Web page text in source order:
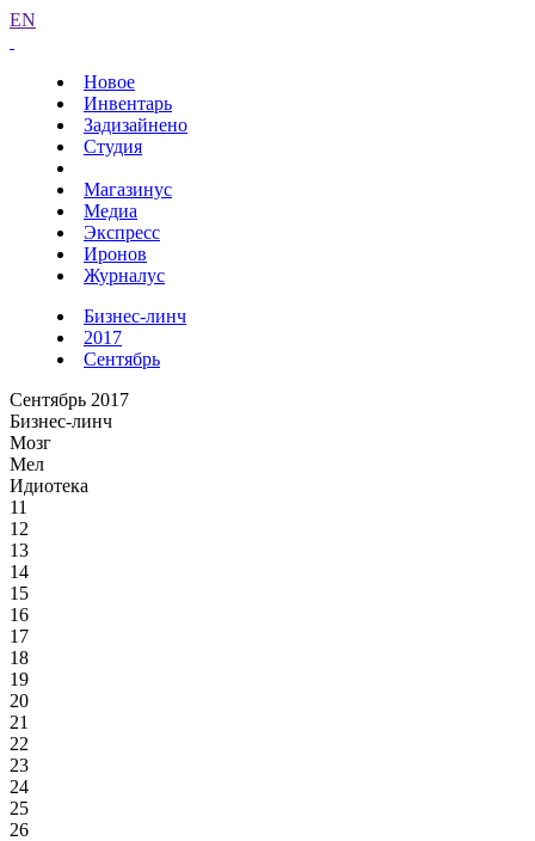
EN
Новое
Инвентарь
Задизайнено
Студия
Магазинус
Медиа
Экспресс
Иронов
Журналус
Бизнес-линч
2017
Сентябрь
Сентябрь 2017
Бизнес-линч
Мозг
Мел
Идиотека
11
12
13
14
15
16
17
18
19
20
21
22
23
24
25
26